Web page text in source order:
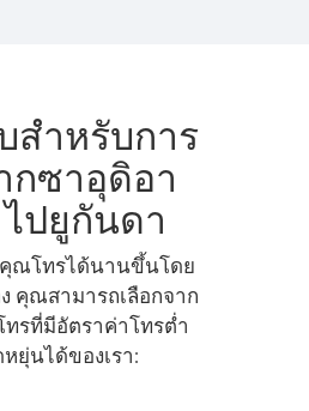
สำหรับการ
กซาอุดิอา
ไปยูกันดา
คุณโทรได้นานขึ้นโดย
คุณสามารถเลือกจาก
ทรที่มีอัตราค่าโทรต่ำ
ยุ่นได้ของเรา: